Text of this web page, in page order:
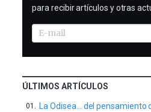
para recibir artículos y otras
ÚLTIMOS ARTÍCULOS
La Odisea… del pensamiento